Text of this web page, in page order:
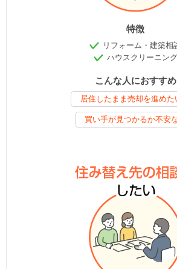
特徴
リフォーム・建築相
ハウスクリーニング
こんな人におすすめ
居住したまま売却を進めた
買い手が見つかるか不安